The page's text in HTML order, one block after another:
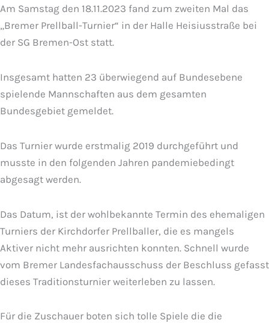
Am Samstag den 18.11.2023 fand zum zweiten Mal das
„Bremer Prellball-Turnier“ in der Halle Heisiusstraße bei
der SG Bremen-Ost statt.
Insgesamt hatten 23 überwiegend auf Bundesebene
spielende Mannschaften aus dem gesamten
Bundesgebiet gemeldet.
Das Turnier wurde erstmalig 2019 durchgeführt und
musste in den folgenden Jahren pandemiebedingt
abgesagt werden.
Das Datum, ist der wohlbekannte Termin des ehemaligen
Turniers der Kirchdorfer Prellballer, die es mangels
Aktiver nicht mehr ausrichten konnten. Schnell wurde
vom Bremer Landesfachausschuss der Beschluss gefasst
dieses Traditionsturnier weiterleben zu lassen.
Für die Zuschauer boten sich tolle Spiele die die